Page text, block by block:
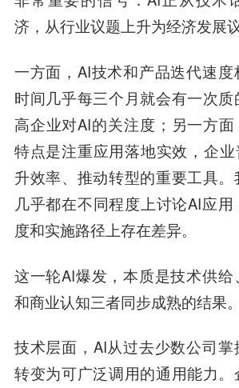
济，从行业议题上升为经济发展议
一方面，AI技术和产品迭代速
时间几乎每三个月就会有一次
高企业对AI的关注度；另一方
特点是注重应用落地实效，企
升效率、推动转型的重要工具
几乎都在不同程度上讨论AI应
度和实施路径上存在差异。
这一轮AI爆发，本质是技术供
和商业认知三者同步成熟的结果。
技术层面，AI从过去少数公司掌
转变为可广泛调用的通用能力